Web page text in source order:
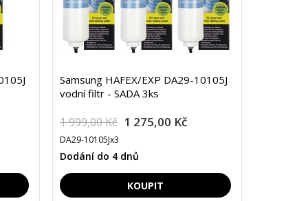
Samsung HAFEX/EXP DA29-10105J
vodní filtr - SADA 3ks
1 999,00 Kč 1 275,00 Kč
DA29-10105Jx3
Dodání do 4 dnů